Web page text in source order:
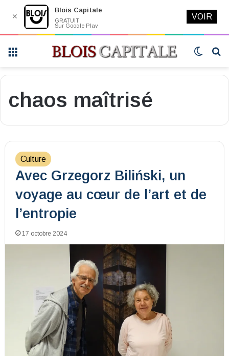
Switch
chaos maîtrisé
Culture
Avec Grzegorz Biliński, un
voyage au cœur de l’art et de
l’entropie
17 octobre 2024
✕
Blois Capitale
GRATUIT
Sur Google Play
VOIR